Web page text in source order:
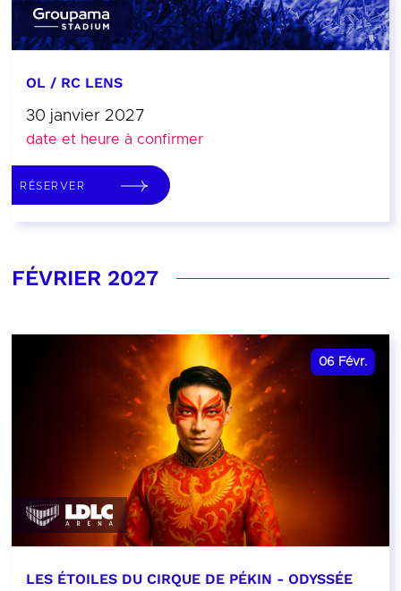
OL / RC LENS
30 janvier 2027
date et heure à confirmer
RÉSERVER
FÉVRIER 2027
06 Févr.
LES ÉTOILES DU CIRQUE DE PÉKIN - ODYSSÉE